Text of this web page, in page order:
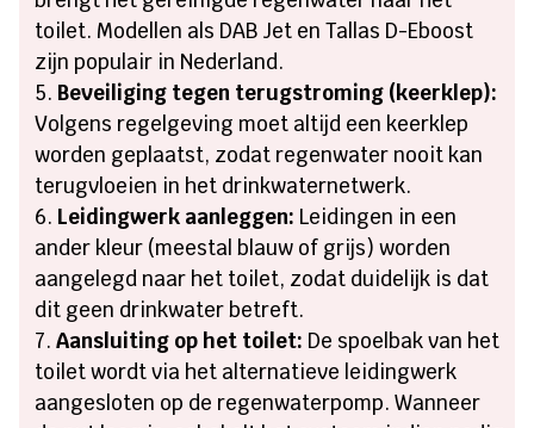
toilet. Modellen als DAB Jet en Tallas D-Eboost
zijn populair in Nederland.
Beveiliging tegen terugstroming (keerklep):
Volgens regelgeving moet altijd een keerklep
worden geplaatst, zodat regenwater nooit kan
terugvloeien in het drinkwaternetwerk.
Leidingwerk aanleggen: Leidingen in een
ander kleur (meestal blauw of grijs) worden
aangelegd naar het toilet, zodat duidelijk is dat
dit geen drinkwater betreft.
Aansluiting op het toilet: De spoelbak van het
toilet wordt via het alternatieve leidingwerk
aangesloten op de regenwaterpomp. Wanneer